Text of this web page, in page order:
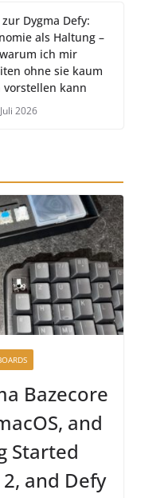
zur Dygma Defy:
als Haltung –
ich mir
ohne sie kaum
vorstellen kann
2026
Bazecore
and
Started
and Defy